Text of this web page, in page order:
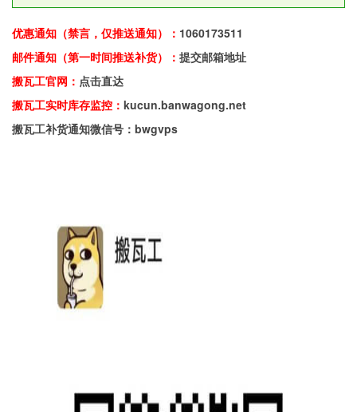
优惠通知（禁言，仅推送通知）： 1060173511
邮件通知（第一时间推送补货）： 提交邮箱地址
搬瓦工官网： 点击直达
搬瓦工实时库存监控： kucun.banwagong.net
搬瓦工补货通知微信号：bwgvps